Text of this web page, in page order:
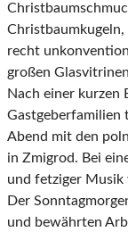
recht
großen
Nach einer kurzen
Gastgeberfamilien
Abend mit den
in Zmigrod. Bei
und fetziger Musik
Der
und bewährten